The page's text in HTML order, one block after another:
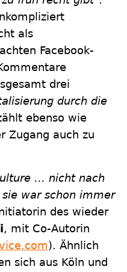
als
Facebook-
drei
durch die
ebenso wie
Zugang auch zu
... nicht nach
war schon immer
des wieder
, mit Co-Autorin
). Ähnlich
sich aus Köln und